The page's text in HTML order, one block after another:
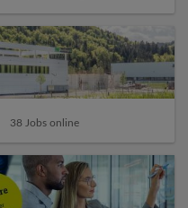
38 Jobs online